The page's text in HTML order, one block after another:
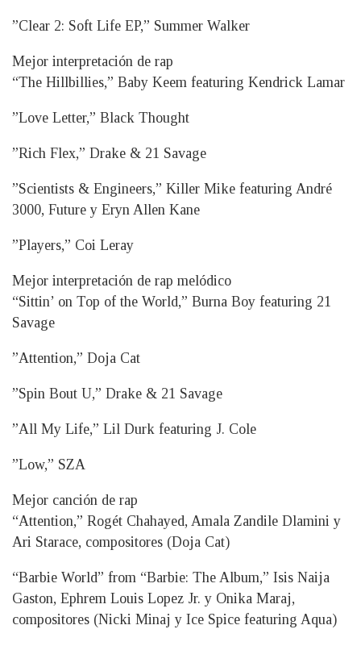
”Clear 2: Soft Life EP,” Summer Walker
Mejor interpretación de rap
“The Hillbillies,” Baby Keem featuring Kendrick Lamar
”Love Letter,” Black Thought
”Rich Flex,” Drake & 21 Savage
”Scientists & Engineers,” Killer Mike featuring André
3000, Future y Eryn Allen Kane
”Players,” Coi Leray
Mejor interpretación de rap melódico
“Sittin’ on Top of the World,” Burna Boy featuring 21
Savage
”Attention,” Doja Cat
”Spin Bout U,” Drake & 21 Savage
”All My Life,” Lil Durk featuring J. Cole
”Low,” SZA
Mejor canción de rap
“Attention,” Rogét Chahayed, Amala Zandile Dlamini y
Ari Starace, compositores (Doja Cat)
“Barbie World” from “Barbie: The Album,” Isis Naija
Gaston, Ephrem Louis Lopez Jr. y Onika Maraj,
compositores (Nicki Minaj y Ice Spice featuring Aqua)